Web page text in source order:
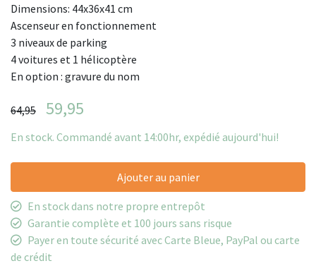
Dimensions: 44x36x41 cm
Ascenseur en fonctionnement
3 niveaux de parking
4 voitures et 1 hélicoptère
En option : gravure du nom
64,95 59,95
En stock. Commandé avant 14:00hr, expédié aujourd'hui!
Ajouter au panier
En stock dans notre propre entrepôt
Garantie complète et 100 jours sans risque
Payer en toute sécurité avec Carte Bleue, PayPal ou carte
de crédit